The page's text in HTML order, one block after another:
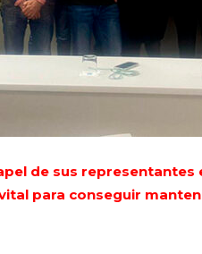
de sus
para conseguir